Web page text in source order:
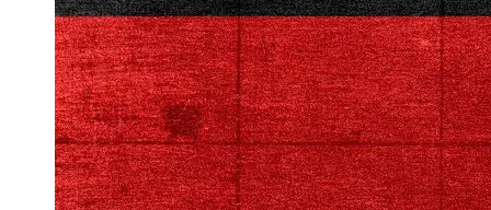
Unemployment
Ausbildungsprogramme
und berufliche
Weiterbildung in
Oesterreich
Inspirierende
Erfolgsgeschichten und
Arbeitsvermittlung